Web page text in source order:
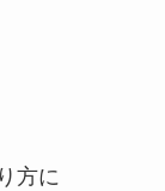
方に